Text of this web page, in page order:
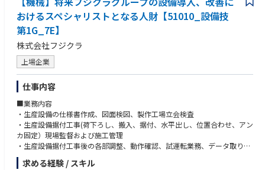
ております。
②技術部 管理職
将来的に当社の生産拠点である「那須事業所」の管理職として、技術方
針・設計計画の策定及び実施に関する指示・組織とメンバーのマネジメン
ト・実績管理を行っていただくことを想定しております。
具体的には製品の設計活動において、設計製図、材料表部品表、技術資
研究開発においては、既製品の品質改良、原価低減、納期短縮、新製品開
発の実務と管理を行っていただきます。
那須技術部、東京技術部に所属している技術部員17名の管理監督者として
課（3名～6名）あるいは部（2課程度）の管理と運営に従事していただく
ことを想定しております。
おけるスペシャリストとなる人財【51010_設備技
第1G_7E】
株式会社フジクラ
上場企業
仕事内容
■業務内容
・生産設備の仕様書作成、図面検図、製作工場立会検査
・生産設備据付工事(荷下ろし、搬入、据付、水平出し、位置合わせ、アン
カ固定）現場監督および施工管理
・生産設備据付工事後の各部調整、動作確認、試運転業務、データ取り、
資料作成
求める経験 / スキル